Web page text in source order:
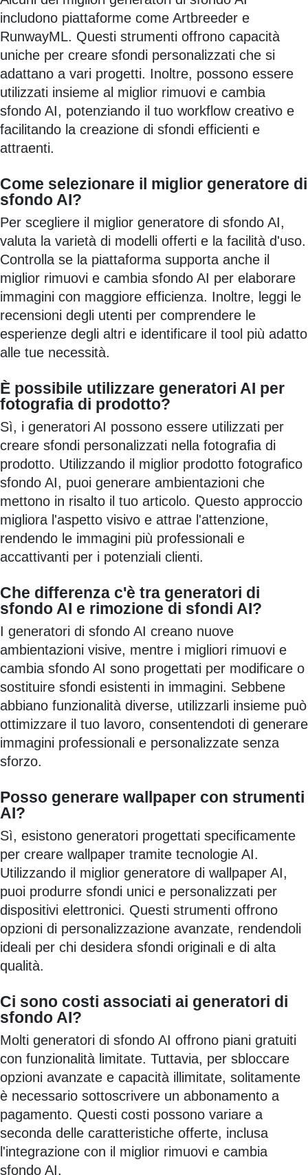
includono piattaforme come Artbreeder e
RunwayML. Questi strumenti offrono capacità
uniche per creare sfondi personalizzati che si
adattano a vari progetti. Inoltre, possono essere
utilizzati insieme al miglior rimuovi e cambia
sfondo AI, potenziando il tuo workflow creativo e
facilitando la creazione di sfondi efficienti e
attraenti.
Come selezionare il miglior generatore di
sfondo AI?
Per scegliere il miglior generatore di sfondo AI,
valuta la varietà di modelli offerti e la facilità d'uso.
Controlla se la piattaforma supporta anche il
miglior rimuovi e cambia sfondo AI per elaborare
immagini con maggiore efficienza. Inoltre, leggi le
recensioni degli utenti per comprendere le
esperienze degli altri e identificare il tool più adatto
alle tue necessità.
È possibile utilizzare generatori AI per
fotografia di prodotto?
Sì, i generatori AI possono essere utilizzati per
creare sfondi personalizzati nella fotografia di
prodotto. Utilizzando il miglior prodotto fotografico
sfondo AI, puoi generare ambientazioni che
mettono in risalto il tuo articolo. Questo approccio
migliora l'aspetto visivo e attrae l'attenzione,
rendendo le immagini più professionali e
accattivanti per i potenziali clienti.
Che differenza c'è tra generatori di
sfondo AI e rimozione di sfondi AI?
I generatori di sfondo AI creano nuove
ambientazioni visive, mentre i migliori rimuovi e
cambia sfondo AI sono progettati per modificare o
sostituire sfondi esistenti in immagini. Sebbene
abbiano funzionalità diverse, utilizzarli insieme può
ottimizzare il tuo lavoro, consentendoti di generare
immagini professionali e personalizzate senza
sforzo.
Posso generare wallpaper con strumenti
AI?
Sì, esistono generatori progettati specificamente
per creare wallpaper tramite tecnologie AI.
Utilizzando il miglior generatore di wallpaper AI,
puoi produrre sfondi unici e personalizzati per
dispositivi elettronici. Questi strumenti offrono
opzioni di personalizzazione avanzate, rendendoli
ideali per chi desidera sfondi originali e di alta
qualità.
Ci sono costi associati ai generatori di
sfondo AI?
Molti generatori di sfondo AI offrono piani gratuiti
con funzionalità limitate. Tuttavia, per sbloccare
opzioni avanzate e capacità illimitate, solitamente
è necessario sottoscrivere un abbonamento a
pagamento. Questi costi possono variare a
seconda delle caratteristiche offerte, inclusa
l'integrazione con il miglior rimuovi e cambia
sfondo AI.